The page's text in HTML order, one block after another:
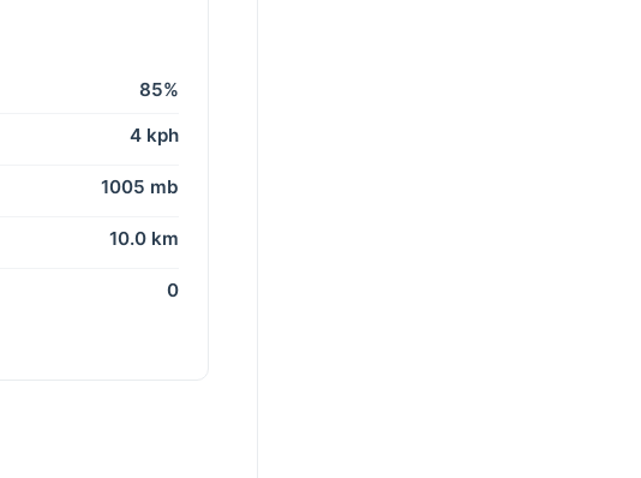
85%
4 kph
1005 mb
10.0 km
0